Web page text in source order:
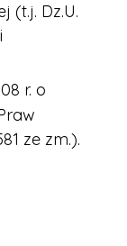
(t.j. Dz.U.
r. o
ze zm.).